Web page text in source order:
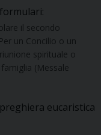
il secondo
un Concilio o un
spirituale o
(Messale
eucaristica